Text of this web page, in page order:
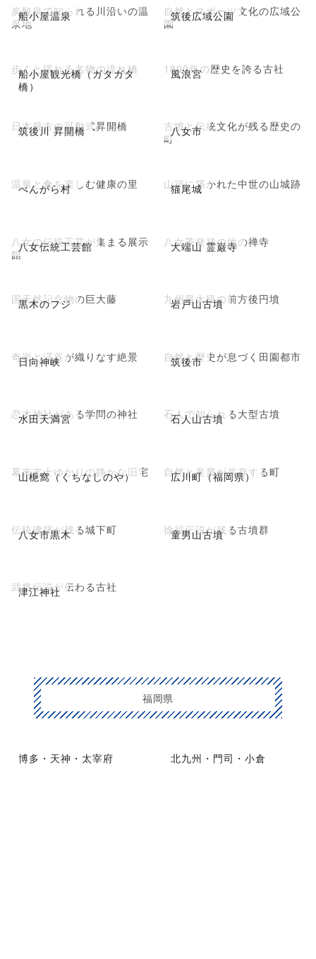
船小屋温泉
炭酸泉で知られる川沿いの温
泉地
筑後広域公園
自然とスポーツ文化の広域公
園
船小屋観光橋（ガタガタ
橋）
歩くと揺れる名物の流れ橋 風浪宮
1800年の歴史を誇る古社
筑後川 昇開橋
日本最古の可動式昇開橋 八女市
古墳と伝統文化が残る歴史の
町
べんがら村
温泉と食を楽しむ健康の里 猫尾城
山頂に築かれた中世の山城跡
八女伝統工芸館
八女の伝統工芸が集まる展示
館
大端山 霊巌寺
八女茶発祥の地の禅寺
黒木のフジ
国天然記念物の巨大藤 岩戸山古墳
九州最大級の前方後円墳
日向神峡
奇岩と渓谷が織りなす絶景 筑後市
自然と歴史が息づく田園都市
水田天満宮
恋木神社がある学問の神社 石人山古墳
石人で知られる大型古墳
山梔窩（くちなしのや）
幕末志士ゆかりの静かな旧宅 広川町（福岡県）
自然と産業が共存する町
八女市黒木
伝統建築が残る城下町 童男山古墳
徐福伝説が残る古墳群
津江神社
武将伝説が伝わる古社
福岡県
博多・天神・太宰府 北九州・門司・小倉